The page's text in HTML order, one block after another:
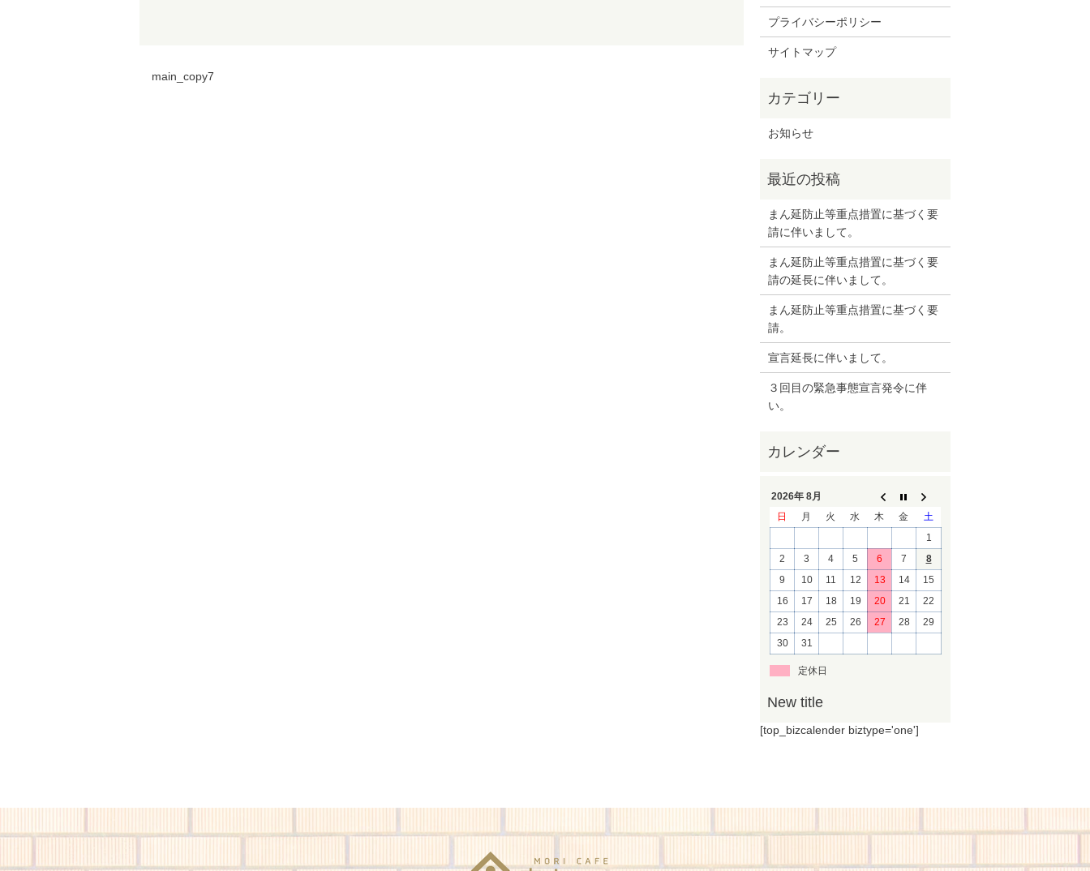
main_copy7
プライバシーポリシー
サイトマップ
お知らせ
まん延防止等重点措置に基づく要
請に伴いまして。
まん延防止等重点措置に基づく要
請の延長に伴いまして。
まん延防止等重点措置に基づく要
請。
宣言延長に伴いまして。
３回目の緊急事態宣言発令に伴
い。
2026年 8月
日
月 火 水 木 金
土
1
2
3 4 5 6 7
8
9
10 11 12 13 14
15
16
17 18 19 20 21
22
23
24 25 26 27 28
29
30
31
定休日